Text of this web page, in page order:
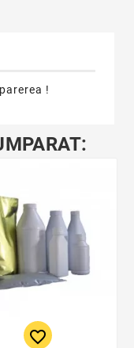
!
favorite_border